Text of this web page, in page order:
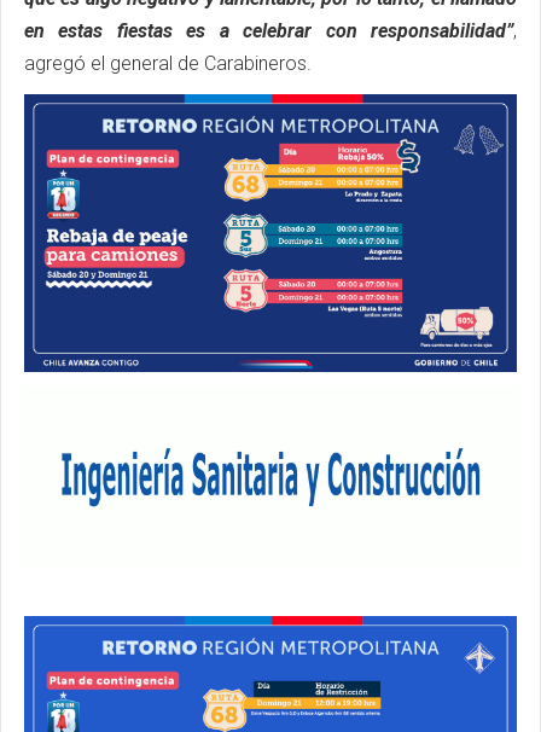
en estas fiestas es a celebrar con responsabilidad”,
agregó el general de Carabineros.